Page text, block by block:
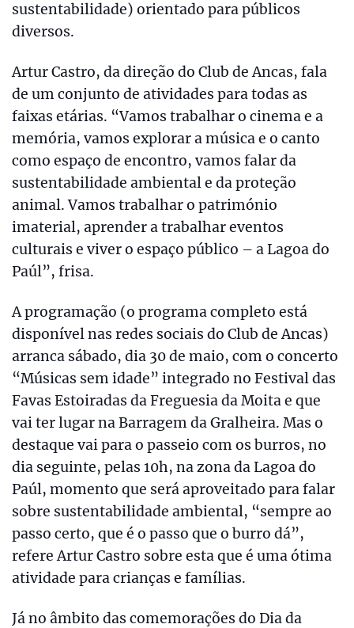
sustentabilidade) orientado para públicos
diversos.
Artur Castro, da direção do Club de Ancas, fala
de um conjunto de atividades para todas as
faixas etárias. “Vamos trabalhar o cinema e a
memória, vamos explorar a música e o canto
como espaço de encontro, vamos falar da
sustentabilidade ambiental e da proteção
animal. Vamos trabalhar o património
imaterial, aprender a trabalhar eventos
culturais e viver o espaço público – a Lagoa do
Paúl”, frisa.
A programação (o programa completo está
disponível nas redes sociais do Club de Ancas)
arranca sábado, dia 30 de maio, com o concerto
“Músicas sem idade” integrado no Festival das
Favas Estoiradas da Freguesia da Moita e que
vai ter lugar na Barragem da Gralheira. Mas o
destaque vai para o passeio com os burros, no
dia seguinte, pelas 10h, na zona da Lagoa do
Paúl, momento que será aproveitado para falar
sobre sustentabilidade ambiental, “sempre ao
passo certo, que é o passo que o burro dá”,
refere Artur Castro sobre esta que é uma ótima
atividade para crianças e famílias.
Já no âmbito das comemorações do Dia da